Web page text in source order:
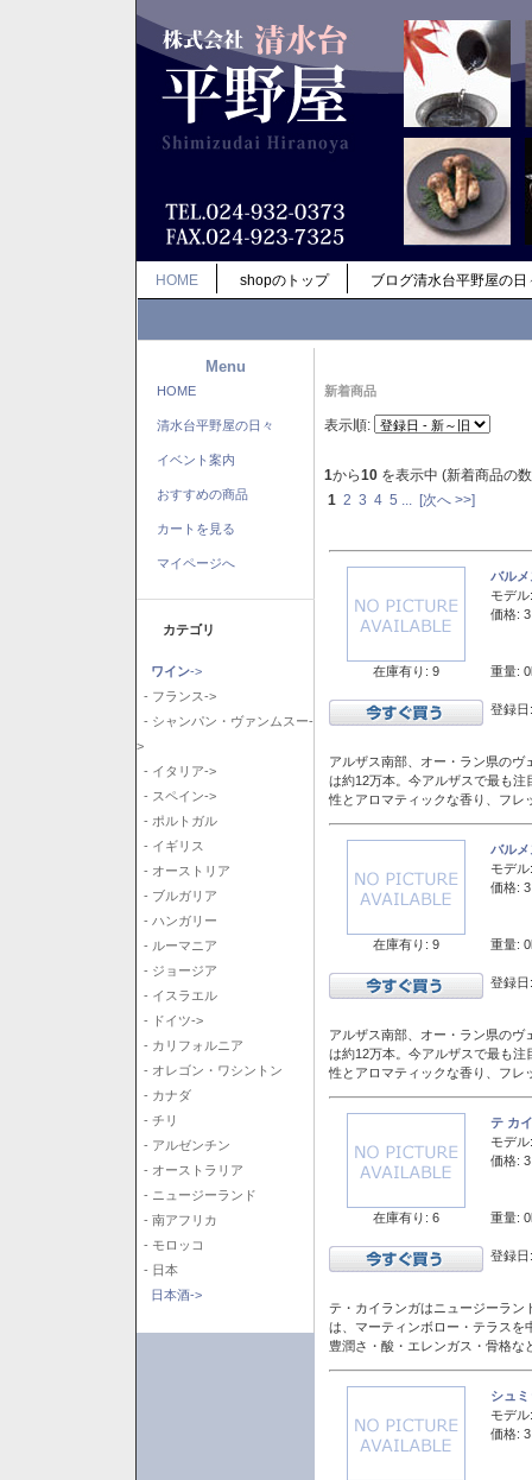
HOME shopのトップ ブログ清水台平野屋の日
Menu
HOME
清水台平野屋の日々
イベント案内
おすすめの商品
カートを見る
マイページへ
カテゴリ
ワイン->
- フランス->
- シャンパン・ヴァンムスー-
>
- イタリア->
- スペイン->
- ポルトガル
- イギリス
- オーストリア
- ブルガリア
- ハンガリー
- ルーマニア
- ジョージア
- イスラエル
- ドイツ->
- カリフォルニア
- オレゴン・ワシントン
- カナダ
- チリ
- アルゼンチン
- オーストラリア
- ニュージーランド
- 南アフリカ
- モロッコ
- 日本
日本酒->
新着商品
表示順:
1から10 を表示中 (新着商品の
1 2 3 4 5 [次へ >>]
在庫有り: 9
バル
モデル:
価格:
重量:
登録
アルザス南部、オー・ラン県の
は約12万本。今アルザスで最も
性とアロマティックな香り、フレ
在庫有り: 9
バル
モデル:
価格:
重量:
登録
アルザス南部、オー・ラン県の
は約12万本。今アルザスで最も
性とアロマティックな香り、フレ
在庫有り: 6
テ カ
モデル:
価格:
重量:
登録
テ・カイランガはニュージーラン
は、マーティンボロー・テラスを
豊潤さ・酸・エレンガス・骨格
シュ
モデル:
価格: